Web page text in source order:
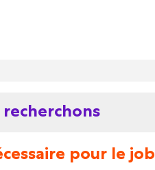
pour le job